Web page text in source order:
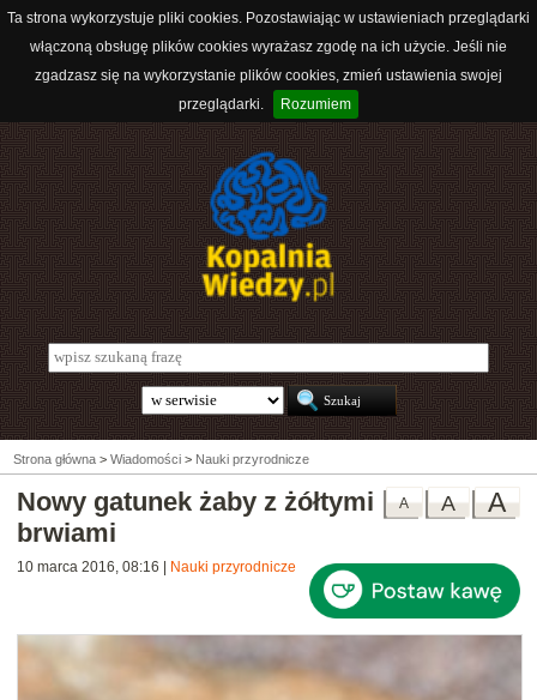
Ta strona wykorzystuje pliki cookies. Pozostawiając w ustawieniach przeglądarki
włączoną obsługę plików cookies wyrażasz zgodę na ich użycie. Jeśli nie
zgadzasz się na wykorzystanie plików cookies, zmień ustawienia swojej
przeglądarki.
Rozumiem
Strona główna > Wiadomości > Nauki przyrodnicze
A
A
A
Nowy gatunek żaby z żółtymi
brwiami
10 marca 2016, 08:16 Nauki przyrodnicze